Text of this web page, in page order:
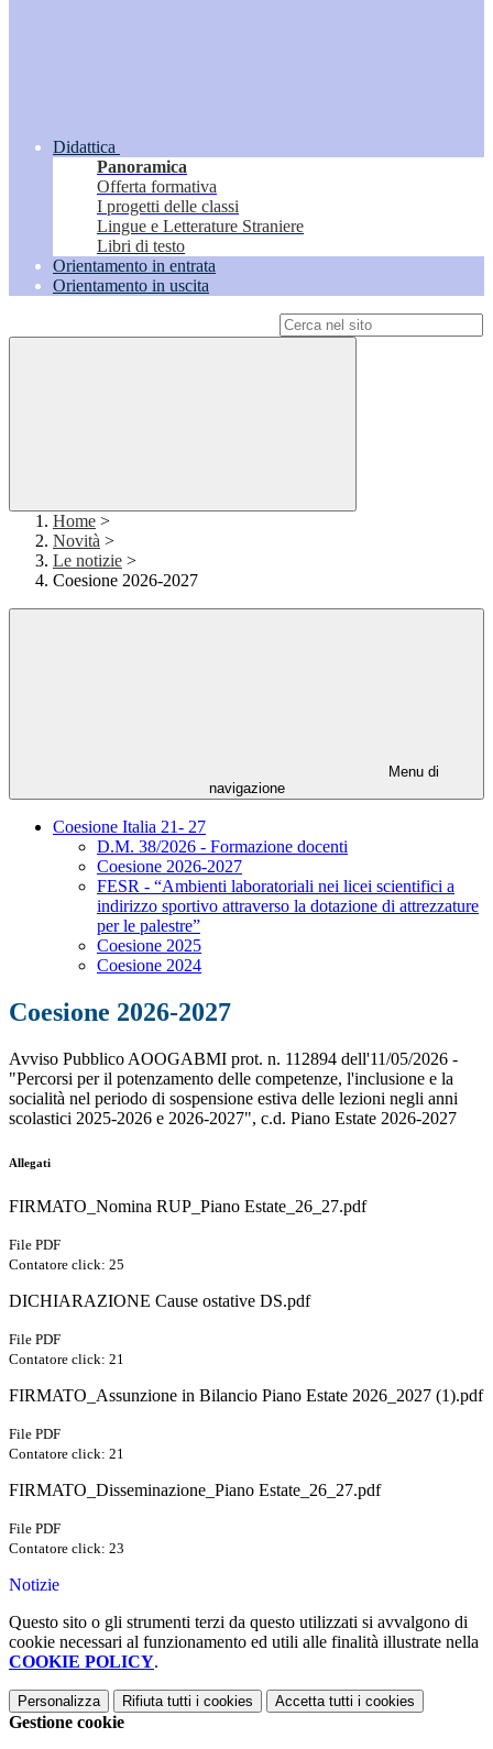
Didattica
Panoramica
Offerta formativa
I progetti delle classi
Lingue e Letterature Straniere
Libri di testo
Orientamento in entrata
Orientamento in uscita
Home >
Novità >
Le notizie >
Coesione 2026-2027
Menu di
navigazione
Coesione Italia 21- 27
D.M. 38/2026 - Formazione docenti
Coesione 2026-2027
FESR - “Ambienti laboratoriali nei licei scientifici a
indirizzo sportivo attraverso la dotazione di attrezzature
per le palestre”
Coesione 2025
Coesione 2024
Coesione 2026-2027
Avviso Pubblico AOOGABMI prot. n. 112894 dell'11/05/2026 -
"Percorsi per il potenzamento delle competenze, l'inclusione e la
socialità nel periodo di sospensione estiva delle lezioni negli anni
scolastici 2025-2026 e 2026-2027", c.d. Piano Estate 2026-2027
Allegati
FIRMATO_Nomina RUP_Piano Estate_26_27.pdf
File PDF
Contatore click: 25
DICHIARAZIONE Cause ostative DS.pdf
File PDF
Contatore click: 21
FIRMATO_Assunzione in Bilancio Piano Estate 2026_2027 (1).pdf
File PDF
Contatore click: 21
FIRMATO_Disseminazione_Piano Estate_26_27.pdf
File PDF
Contatore click: 23
Notizie
Questo sito o gli strumenti terzi da questo utilizzati si avvalgono di
cookie necessari al funzionamento ed utili alle finalità illustrate nella
COOKIE POLICY.
Personalizza Rifiuta tutti i cookies Accetta tutti i cookies
Gestione cookie